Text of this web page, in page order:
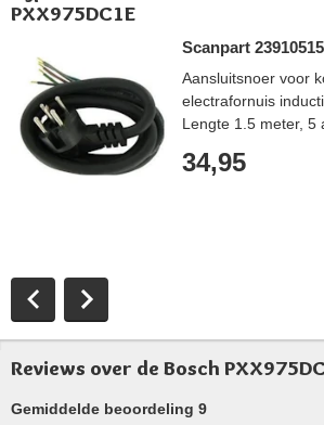
PXX975DC1E
Scanpart
Aansluitsnoer voor
electrafornuis
Lengte 1.5 meter, 5
34,95
Reviews over de Bosch
Gemiddelde beoordeling 9